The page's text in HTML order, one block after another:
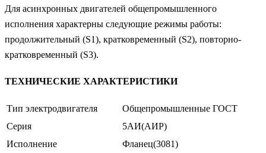
Для асинхронных двигателей общепромышленного
исполнения характерны следующие режимы работы:
продолжительный (S1), кратковременный (S2), повторно-
кратковременный (S3).
ТЕХНИЧЕСКИЕ ХАРАКТЕРИСТИКИ
Тип электродвигателя
Общепромышленные ГОСТ
Серия
5АИ(АИР)
Исполнение
Фланец(3081)